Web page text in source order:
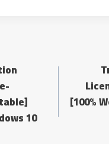
[100%
10